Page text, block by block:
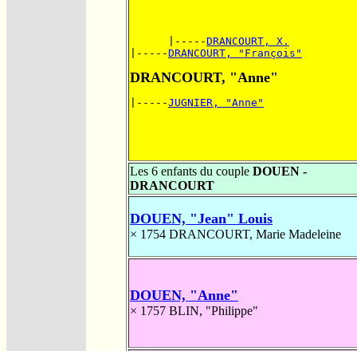
      |-----
DRANCOURT, X.
|-----DRANCOURT, "François"
DRANCOURT, "Anne"
|-----JUGNIER, "Anne"
Les 6 enfants du couple DOUEN -
DRANCOURT
DOUEN, "Jean" Louis
× 1754 DRANCOURT, Marie Madeleine
DOUEN, "Anne"
× 1757 BLIN, "Philippe"